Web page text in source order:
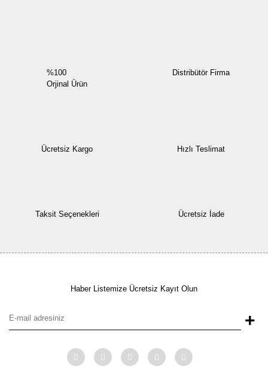
%100
Orjinal Ürün
Distribütör Firma
Ücretsiz Kargo Hızlı Teslimat
Taksit Seçenekleri Ücretsiz İade
Haber Listemize Ücretsiz Kayıt Olun
+